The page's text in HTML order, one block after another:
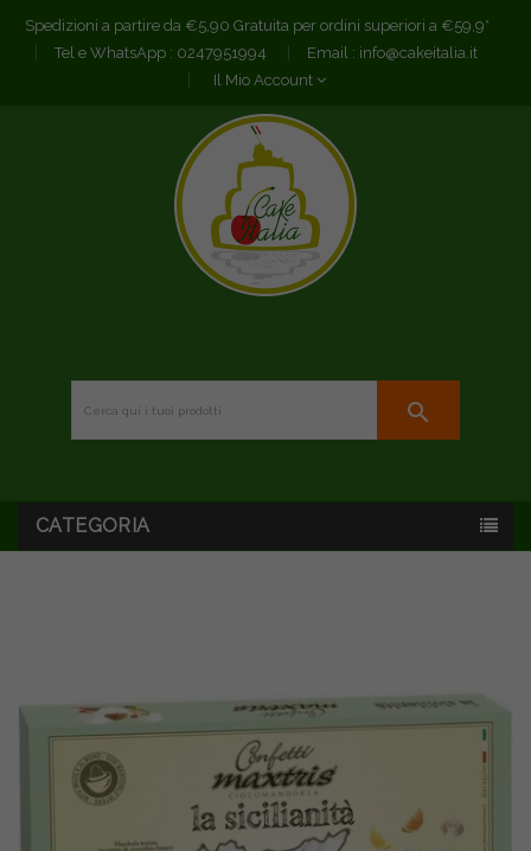
Spedizioni a partire da €5,90 Gratuita per ordini superiori a €59,9*
Tel e WhatsApp : 0247951994 Email : info@cakeitalia.it
Il Mio Account
search
CATEGORIA